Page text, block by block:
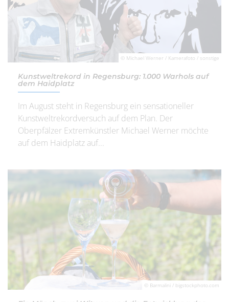
© Michael Werner / Kamerafoto / sonstige
Kunstweltrekord in Regensburg: 1.000 Warhols auf
dem Haidplatz
Im August steht in Regensburg ein sensationeller
Kunstweltrekordversuch auf dem Plan. Der
Oberpfälzer Extremkünstler Michael Werner möchte
auf dem Haidplatz auf...
© Barmalini / bigstockphoto.com